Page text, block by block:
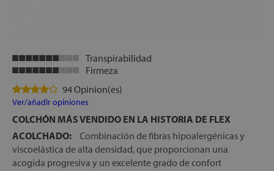
Transpirabilidad
Firmeza
94 Opinion(es)
Ver/añadir opiniones
COLCHÓN MÁS VENDIDO EN LA HISTORIA DE FLEX
ACOLCHADO:
Combinación de fibras hipoalergénicas y
viscoelástica de alta densidad, que proporcionan una
acogida progresiva y un excelente grado de confort